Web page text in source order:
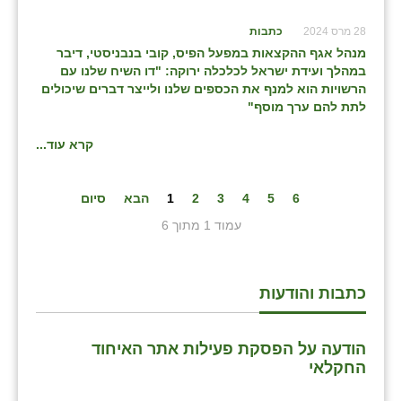
28 מרס 2024 כתבות
מנהל אגף ההקצאות במפעל הפיס, קובי בנבניסטי, דיבר
במהלך ועידת ישראל לכלכלה ירוקה: "דו השיח שלנו עם
הרשויות הוא למנף את הכספים שלנו ולייצר דברים שיכולים
לתת להם ערך מוסף"
קרא עוד...
1 2 3 4 5 6 הבא
סיום
עמוד 1 מתוך 6
כתבות והודעות
הודעה על הפסקת פעילות אתר האיחוד
החקלאי